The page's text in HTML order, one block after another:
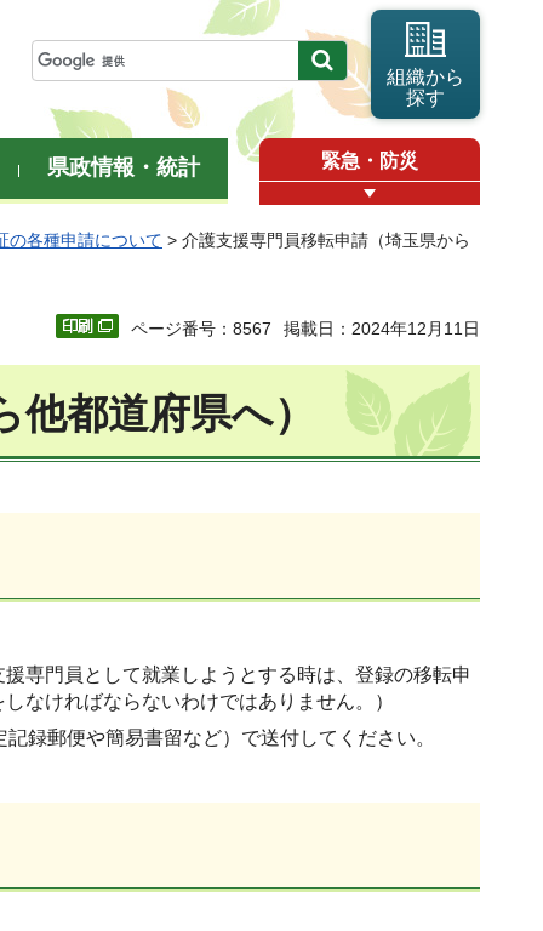
組織から
探す
県政情報・統計 緊急・防災
の各種申請について > 介護支援専門員移転申請（埼玉県から
ページ番号：8567 掲載日：2024年12月11日
都道府県へ）
専門員として就業しようとする時は、登録の移転申
なければならないわけではありません。）
録郵便や簡易書留など）で送付してください。